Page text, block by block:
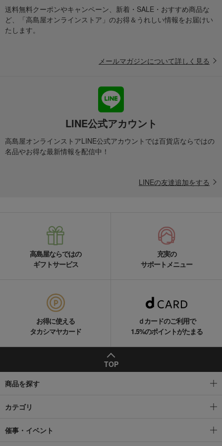
送料無料クーポンやキャンペーン、新着・SALE・おすすめ商品な
ど、「高島屋オンラインストア」のお得＆うれしい情報をお届けい
たします。
メールマガジンについて詳しく見る
LINE公式アカウント
高島屋オンラインストアLINE公式アカウントでは百貨店ならではの
名品やお得な最新情報を配信中！
LINEの友達追加をする
高島屋ならではの
ギフトサービス
充実の
サポートメニュー
お得に使える
タカシマヤカード
ｄカードのご利用で
1.5%のポイントがたまる
TOP
商品を探す
カテゴリ
催事・イベント